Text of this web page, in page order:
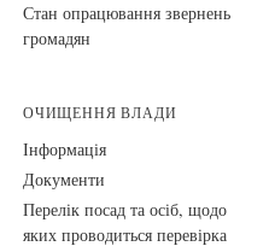
Стан опрацювання звернень
громадян
ОЧИЩЕННЯ ВЛАДИ
Інформація
Документи
Перелік посад та осіб, щодо
яких проводиться перевірка